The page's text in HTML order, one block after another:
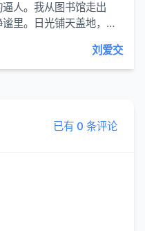
人。我从图书馆走出
里。日光铺天盖地，晒
刘爱交
已有 0 条评论